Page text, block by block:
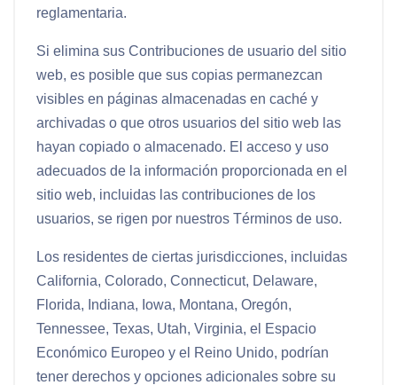
reglamentaria.
Si elimina sus Contribuciones de usuario del sitio
web, es posible que sus copias permanezcan
visibles en páginas almacenadas en caché y
archivadas o que otros usuarios del sitio web las
hayan copiado o almacenado. El acceso y uso
adecuados de la información proporcionada en el
sitio web, incluidas las contribuciones de los
usuarios, se rigen por nuestros Términos de uso.
Los residentes de ciertas jurisdicciones, incluidas
California, Colorado, Connecticut, Delaware,
Florida, Indiana, Iowa, Montana, Oregón,
Tennessee, Texas, Utah, Virginia, el Espacio
Económico Europeo y el Reino Unido, podrían
tener derechos y opciones adicionales sobre su